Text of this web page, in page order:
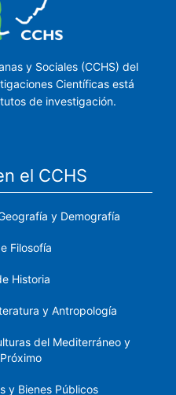
y Sociales (CCHS) del
Científicas está
de investigación.
el CCHS
y Demografía
Filosofía
Historia
y Antropología
del Mediterráneo y
y Bienes Públicos